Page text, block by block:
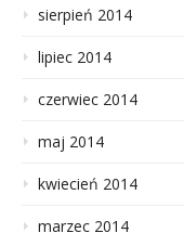
sierpień 2014
lipiec 2014
czerwiec 2014
maj 2014
kwiecień 2014
marzec 2014